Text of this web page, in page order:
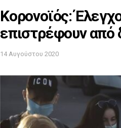
Κορονοϊός:
επιστρέφουν από
14 Αυγούστου 2020